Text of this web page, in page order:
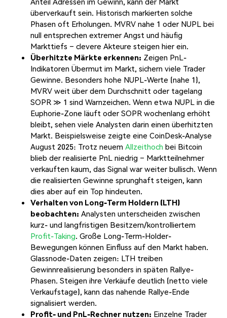
überverkauft sein. Historisch markierten solche
Phasen oft Erholungen. MVRV nahe 1 oder NUPL bei
null entsprechen extremer Angst und häufig
Markttiefs – clevere Akteure steigen hier ein.
Überhitzte Märkte erkennen: Zeigen PnL-
Indikatoren Übermut im Markt, sichern viele Trader
Gewinne. Besonders hohe NUPL-Werte (nahe 1),
MVRV weit über dem Durchschnitt oder tagelang
SOPR ≫ 1 sind Warnzeichen. Wenn etwa NUPL in die
Euphorie-Zone läuft oder SOPR wochenlang erhöht
bleibt, sehen viele Analysten darin einen überhitzten
Markt. Beispielsweise zeigte eine CoinDesk-Analyse
August 2025: Trotz neuem Allzeithoch bei Bitcoin
blieb der realisierte PnL niedrig – Marktteilnehmer
verkauften kaum, das Signal war weiter bullisch. Wenn
die realisierten Gewinne sprunghaft steigen, kann
dies aber auf ein Top hindeuten.
Verhalten von Long-Term Holdern (LTH)
beobachten: Analysten unterscheiden zwischen
kurz- und langfristigen Besitzern/kontrolliertem
Profit-Taking. Große Long-Term-Holder-
Bewegungen können Einfluss auf den Markt haben.
Glassnode-Daten zeigen: LTH treiben
Gewinnrealisierung besonders in späten Rallye-
Phasen. Steigen ihre Verkäufe deutlich (netto viele
Verkaufstage), kann das nahende Rallye-Ende
signalisiert werden.
Profit- und PnL-Rechner nutzen: Einzelne Trader